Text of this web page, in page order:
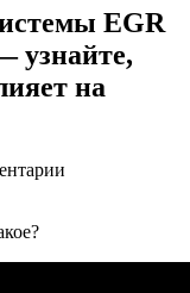
EGR
узнайте,
на